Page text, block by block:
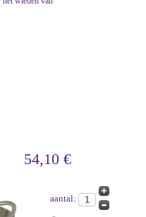
54,10 €
aantal: